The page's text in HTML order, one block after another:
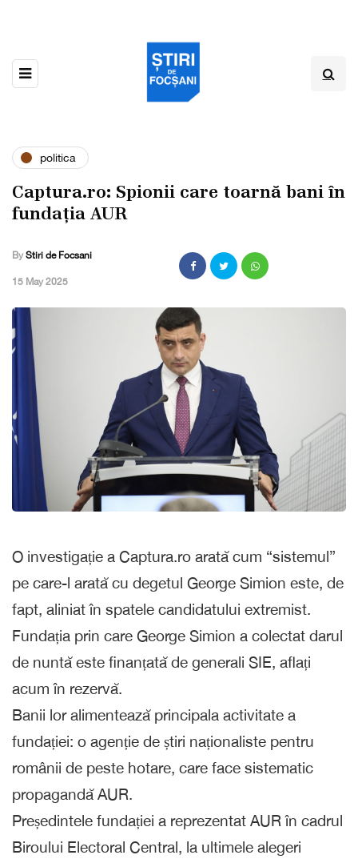
politica
Captura.ro: Spionii care toarnă bani în
fundația AUR
By Stiri de Focsani
,15 May 2025
O investigație a Captura.ro arată cum “sistemul”
pe care-l arată cu degetul George Simion este, de
fapt, aliniat în spatele candidatului extremist.
Fundația prin care George Simion a colectat darul
de nuntă este finanțată de generali SIE, aflați
acum în rezervă.
Banii lor alimentează principala activitate a
fundației: o agenție de știri naționaliste pentru
românii de peste hotare, care face sistematic
propagandă AUR.
Președintele fundației a reprezentat AUR în cadrul
Biroului Electoral Central, la ultimele alegeri